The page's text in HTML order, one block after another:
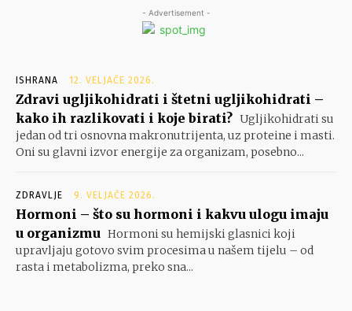
- Advertisement -
ISHRANA 12. VELJAČE 2026.
Zdravi ugljikohidrati i štetni ugljikohidrati –
kako ih razlikovati i koje birati? Ugljikohidrati su
jedan od tri osnovna makronutrijenta, uz proteine i masti.
Oni su glavni izvor energije za organizam, posebno...
ZDRAVLJE 9. VELJAČE 2026.
Hormoni – što su hormoni i kakvu ulogu imaju
u organizmu Hormoni su hemijski glasnici koji
upravljaju gotovo svim procesima u našem tijelu – od
rasta i metabolizma, preko sna...